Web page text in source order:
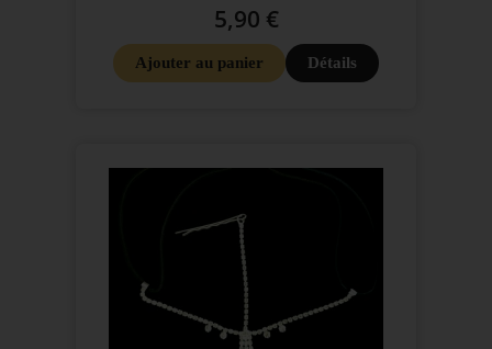
5,90 €
Ajouter au panier Détails